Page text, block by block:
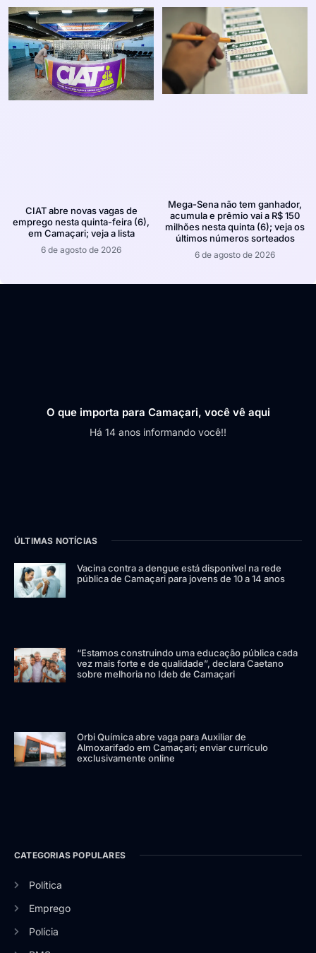
CIAT abre novas vagas de
emprego nesta quinta-feira (6),
em Camaçari; veja a lista
6 de agosto de 2026
Mega-Sena não tem ganhador,
acumula e prêmio vai a R$ 150
milhões nesta quinta (6); veja os
últimos números sorteados
6 de agosto de 2026
O que importa para Camaçari, você vê aqui
Há 14 anos informando você!!
ÚLTIMAS NOTÍCIAS
Vacina contra a dengue está disponível na rede
pública de Camaçari para jovens de 10 a 14 anos
“Estamos construindo uma educação pública cada
vez mais forte e de qualidade”, declara Caetano
sobre melhoria no Ideb de Camaçari
Orbi Química abre vaga para Auxiliar de
Almoxarifado em Camaçari; enviar currículo
exclusivamente online
CATEGORIAS POPULARES
Política
Emprego
Polícia